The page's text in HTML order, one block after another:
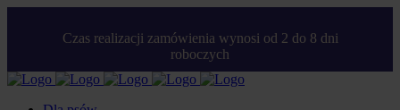
Czas realizacji zamówienia wynosi od 2 do 8 dni
roboczych